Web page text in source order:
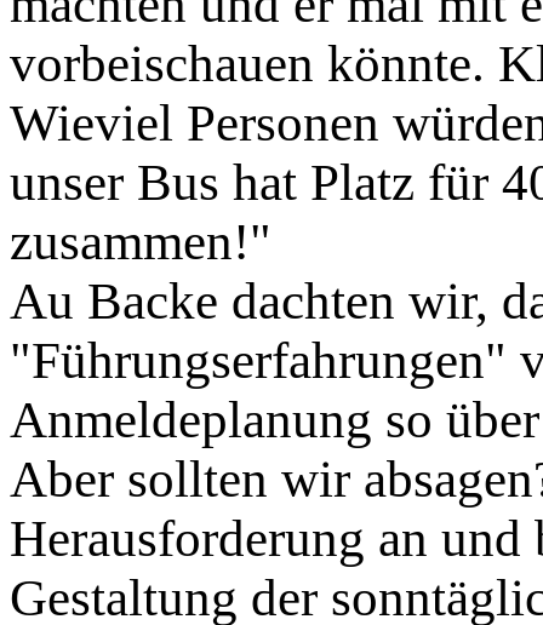
vorbeischauen könnte.
Wieviel Personen
unser Bus hat Platz für
zusammen!"
Au Backe dachten wir,
"Führungserfahrungen"
Anmeldeplanung so
Aber sollten wir
Herausforderung an und
Gestaltung der